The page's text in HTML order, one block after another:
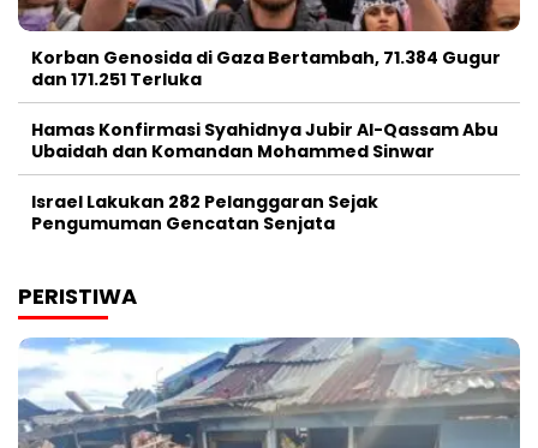
Korban Genosida di Gaza Bertambah, 71.384 Gugur
dan 171.251 Terluka
Hamas Konfirmasi Syahidnya Jubir Al-Qassam Abu
Ubaidah dan Komandan Mohammed Sinwar
Israel Lakukan 282 Pelanggaran Sejak
Pengumuman Gencatan Senjata
PERISTIWA